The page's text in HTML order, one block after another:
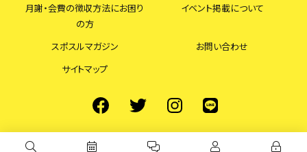
月謝・会費の徴収方法にお困り
の方
イベント掲載について
スポスルマガジン
お問い合わせ
サイトマップ